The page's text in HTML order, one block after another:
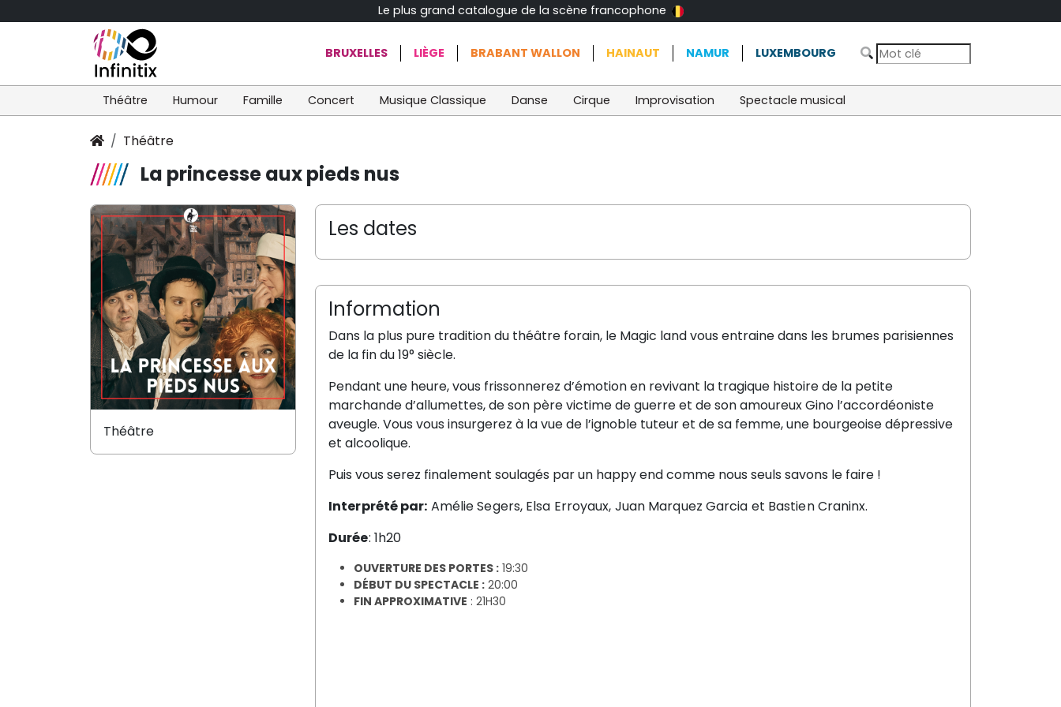
Le plus grand catalogue de la scène francophone
BRUXELLES LIÈGE BRABANT WALLON HAINAUT NAMUR LUXEMBOURG
Théâtre Humour Famille Concert Musique Classique Danse Cirque Improvisation Spectacle musical
Théâtre
La princesse aux pieds nus
Les dates
Information
Dans la plus pure tradition du théâtre forain, le Magic land vous entraine dans les brumes parisiennes
de la fin du 19° siècle.
Pendant une heure, vous frissonnerez d’émotion en revivant la tragique histoire de la petite
marchande d’allumettes, de son père victime de guerre et de son amoureux Gino l’accordéoniste
aveugle. Vous vous insurgerez à la vue de l’ignoble tuteur et de sa femme, une bourgeoise dépressive
et alcoolique.
Puis vous serez finalement soulagés par un happy end comme nous seuls savons le faire !
Interprété par: Amélie Segers, Elsa Erroyaux, Juan Marquez Garcia et Bastien Craninx.
Durée: 1h20
OUVERTURE DES PORTES : 19:30
DÉBUT DU SPECTACLE : 20:00
FIN APPROXIMATIVE : 21H30
Théâtre